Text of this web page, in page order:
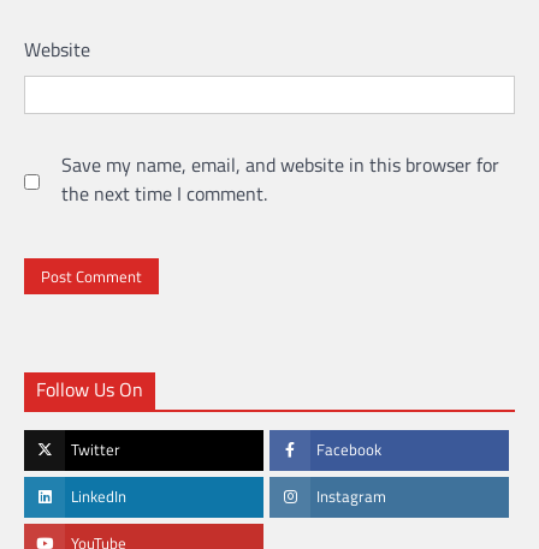
Website
Save my name, email, and website in this browser for
the next time I comment.
Follow Us On
Twitter Facebook
LinkedIn Instagram
YouTube